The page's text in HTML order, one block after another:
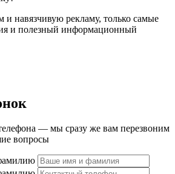
навязчивую рекламу, только самые
и полезный информационный
— мы сразу же вам перезвоним
вопросы